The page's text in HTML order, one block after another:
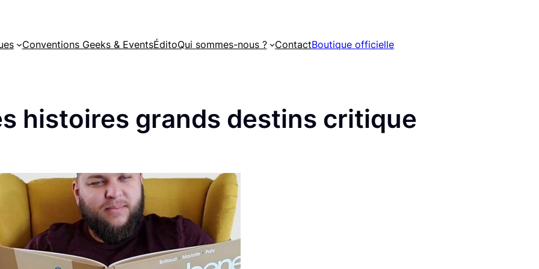
Conventions Geeks & EventsÉditoQui sommes-nous ? ContactBoutique officielle
histoires grands destins critique